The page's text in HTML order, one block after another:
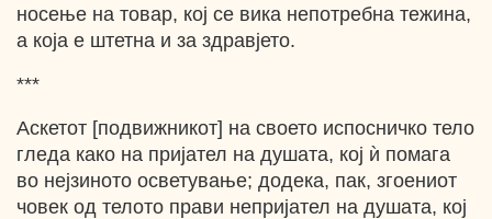
носење на товар, кој се вика непотребна тежина,
а која е штетна и за здравјето.
***
Аскетот [подвижникот] на своето испосничко тело
гледа како на пријател на душата, кој ѝ помага
во нејзиното осветување; додека, пак, згоениот
човек од телото прави непријател на душата, кој